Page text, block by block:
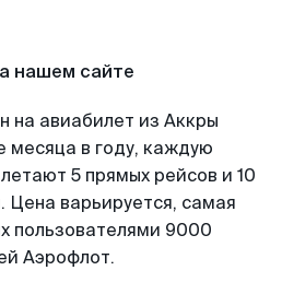
нашем сайте
на авиабилет из Аккры
месяца в году, каждую
5 прямых рейсов и 10
Цена варьируется, самая
пользователями 9000
Аэрофлот.